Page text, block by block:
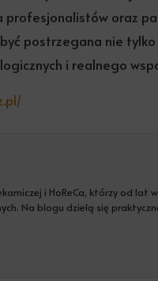
oraz
postrzegana nie
i realnego
i HoReCa, którzy od
Na blogu dzielą się